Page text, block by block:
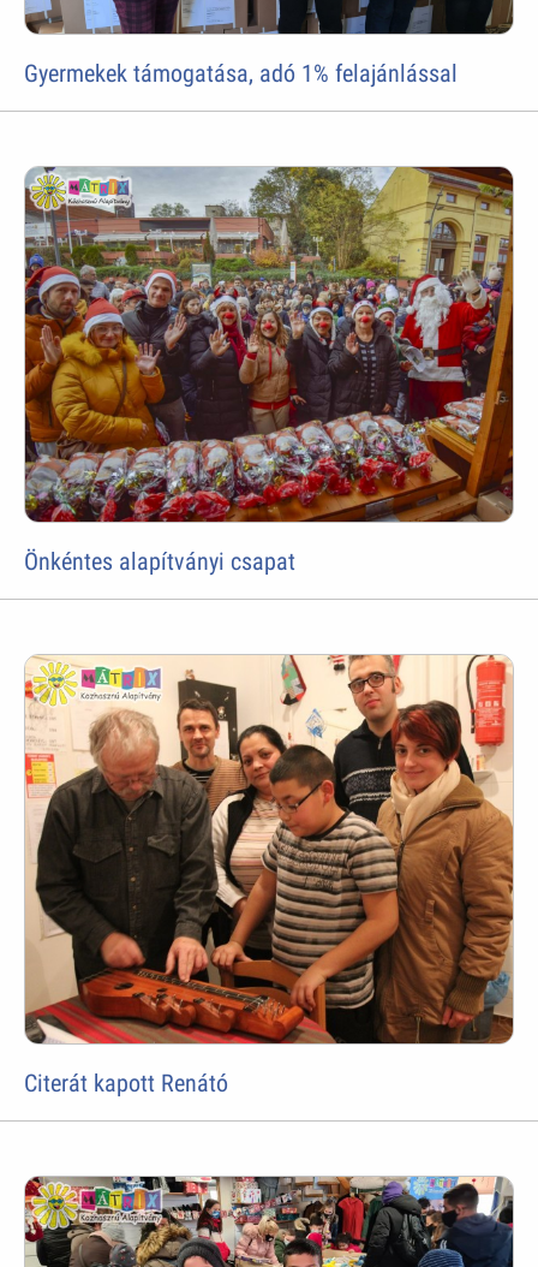
Gyermekek támogatása, adó 1% felajánlással
Önkéntes alapítványi csapat
Citerát kapott Renátó